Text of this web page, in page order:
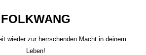
FOLKWANG
wieder zur herrschenden Macht in deinem
Leben!